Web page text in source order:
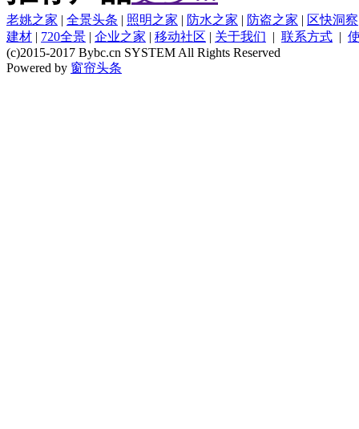
老姚之家 | 全景头条 | 照明之家 | 防水之家 | 防盗之家 | 区快洞察
建材 | 720全景 | 企业之家 | 移动社区 | 关于我们 | 联系方式 |
(c)2015-2017 Bybc.cn SYSTEM All Rights Reserved
Powered by 窗帘头条